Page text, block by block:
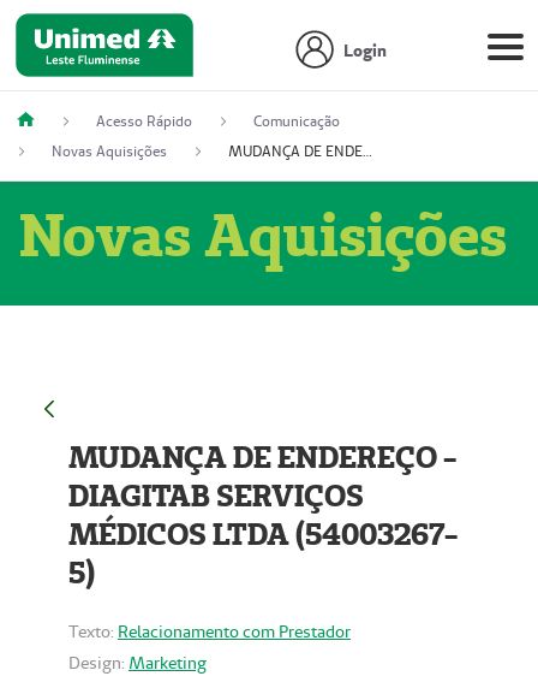
Login
Acesso Rápido
Comunicação
Novas Aquisições
MUDANÇA DE ENDEREÇO - DIAGITAB SERVIÇOS MÉDICOS LTDA (54003267-5)
Novas Aquisições
MUDANÇA DE ENDEREÇO -
DIAGITAB SERVIÇOS
MÉDICOS LTDA (54003267-
5)
Texto: Relacionamento com Prestador
Design: Marketing